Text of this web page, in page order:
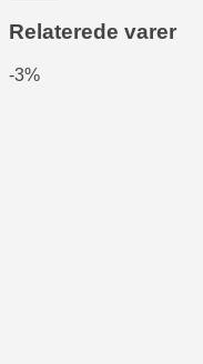
Relaterede varer
-3%